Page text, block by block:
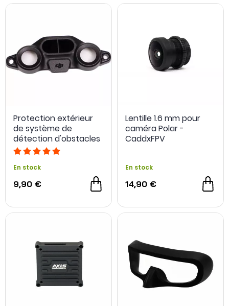
Protection extérieur
de système de
détection d'obstacles
vers le bas pour DJI
Avata
En stock
9,90 €
Lentille 1.6 mm pour
caméra Polar -
CaddxFPV
En stock
14,90 €